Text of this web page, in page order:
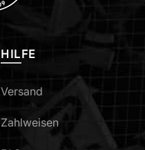
HILFE
Versand
Zahlweisen